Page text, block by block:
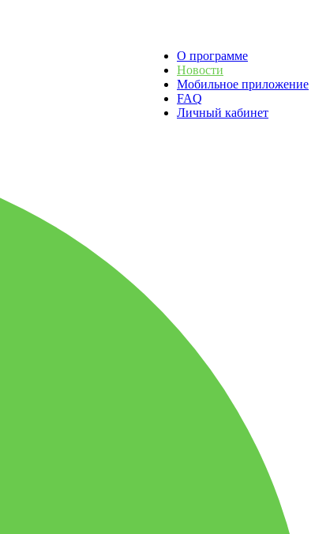
О программе
Новости
Мобильное приложение
FAQ
Личный кабинет